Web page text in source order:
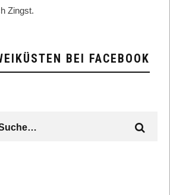
Zingst.
BEI FACEBOOK